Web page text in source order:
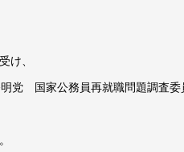
け、
党 国家公務員再就職問題調査委